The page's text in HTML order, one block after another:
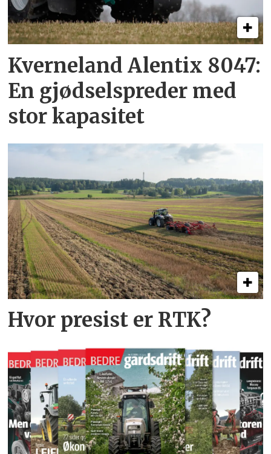
Kverneland Alentix 8047:
En gjødsel­spreder med
stor kapasitet
Hvor presist er RTK?